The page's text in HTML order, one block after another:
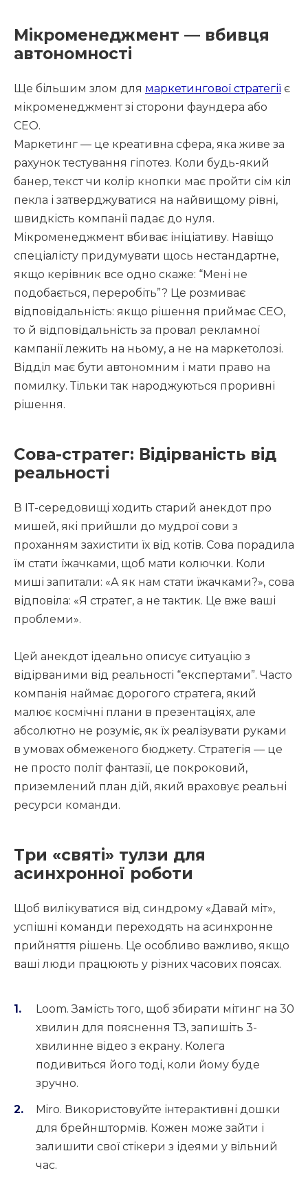
Мікроменеджмент — вбивця
автономності
Ще більшим злом для маркетингової стратегії є
мікроменеджмент зі сторони фаундера або
СЕО.
Маркетинг — це креативна сфера, яка живе за
рахунок тестування гіпотез. Коли будь-який
банер, текст чи колір кнопки має пройти сім кіл
пекла і затверджуватися на найвищому рівні,
швидкість компанії падає до нуля.
Мікроменеджмент вбиває ініціативу. Навіщо
спеціалісту придумувати щось нестандартне,
якщо керівник все одно скаже: “Мені не
подобається, переробіть”? Це розмиває
відповідальність: якщо рішення приймає СЕО,
то й відповідальність за провал рекламної
кампанії лежить на ньому, а не на маркетолозі.
Відділ має бути автономним і мати право на
помилку. Тільки так народжуються проривні
рішення.
Сова-стратег: Відірваність від
реальності
В ІТ-середовищі ходить старий анекдот про
мишей, які прийшли до мудрої сови з
проханням захистити їх від котів. Сова порадила
їм стати їжачками, щоб мати колючки. Коли
миші запитали: «А як нам стати їжачками?», сова
відповіла: «Я стратег, а не тактик. Це вже ваші
проблеми».
Цей анекдот ідеально описує ситуацію з
відірваними від реальності “експертами”. Часто
компанія наймає дорогого стратега, який
малює космічні плани в презентаціях, але
абсолютно не розуміє, як їх реалізувати руками
в умовах обмеженого бюджету. Стратегія — це
не просто політ фантазії, це покроковий,
приземлений план дій, який враховує реальні
ресурси команди.
Три «святі» тулзи для
асинхронної роботи
Щоб вилікуватися від синдрому «Давай міт»,
успішні команди переходять на асинхронне
прийняття рішень. Це особливо важливо, якщо
ваші люди працюють у різних часових поясах.
Loom. Замість того, щоб збирати мітинг на 30
хвилин для пояснення ТЗ, запишіть 3-
хвилинне відео з екрану. Колега
подивиться його тоді, коли йому буде
зручно.
Miro. Використовуйте інтерактивні дошки
для брейнштормів. Кожен може зайти і
залишити свої стікери з ідеями у вільний
час.